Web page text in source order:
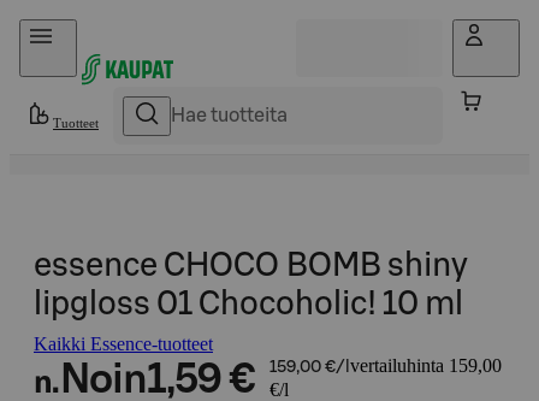
Hyppää sisältöön
Tuotteet
essence CHOCO BOMB shiny
lipgloss 01 Chocoholic! 10 ml
Kaikki Essence-tuotteet
n. Noin1,59 € 159,00 €/l vertailuhinta 159,00
€/l